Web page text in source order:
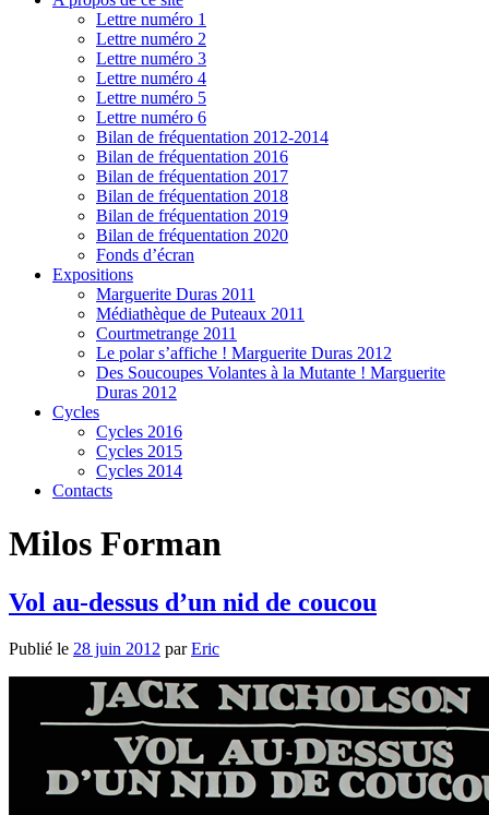
Lettre numéro 1
Lettre numéro 2
Lettre numéro 3
Lettre numéro 4
Lettre numéro 5
Lettre numéro 6
Bilan de fréquentation 2012-2014
Bilan de fréquentation 2016
Bilan de fréquentation 2017
Bilan de fréquentation 2018
Bilan de fréquentation 2019
Bilan de fréquentation 2020
Fonds d’écran
Expositions
Marguerite Duras 2011
Médiathèque de Puteaux 2011
Courtmetrange 2011
Le polar s’affiche ! Marguerite Duras 2012
Des Soucoupes Volantes à la Mutante ! Marguerite
Duras 2012
Cycles
Cycles 2016
Cycles 2015
Cycles 2014
Contacts
Milos Forman
Vol au-dessus d’un nid de coucou
Publié le 28 juin 2012 parEric